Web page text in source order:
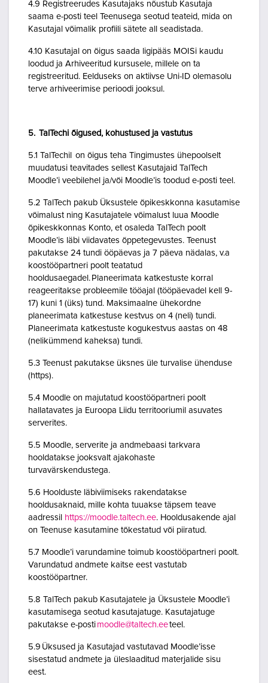
4.9 Registreerudes Kasutajaks nõustub Kasutaja
saama e-posti teel Teenusega seotud teateid, mida on
Kasutajal võimalik profiili sätete all seadistada.
4.10 Kasutajal on õigus saada ligipääs MOISi kaudu
loodud ja Arhiveeritud kursusele, millele on ta
registreeritud. Eelduseks on aktiivse Uni-ID olemasolu
terve arhiveerimise perioodi jooksul.
5. TalTechi õigused, kohustused ja vastutus
5.1 TalTechil on õigus teha Tingimustes ühepoolselt
muudatusi teavitades sellest Kasutajaid TalTech
Moodle’i veebilehel ja/või Moodle’is toodud e-posti teel.
5.2 TalTech pakub Üksustele õpikeskkonna kasutamise
võimalust ning Kasutajatele võimalust luua Moodle
õpikeskkonnas Konto, et osaleda TalTech poolt
Moodle’is läbi viidavates õppetegevustes. Teenust
pakutakse 24 tundi ööpäevas ja 7 päeva nädalas, v.a
koostööpartneri poolt teatatud
hooldusaegadel. Planeerimata katkestuste korral
reageeritakse probleemile tööajal (tööpäevadel kell 9-
17) kuni 1 (üks) tund. Maksimaalne ühekordne
planeerimata katkestuse kestvus on 4 (neli) tundi.
Planeerimata katkestuste kogukestvus aastas on 48
(nelikümmend kaheksa) tundi.
5.3 Teenust pakutakse üksnes üle turvalise ühenduse
(https).
5.4 Moodle on majutatud koostööpartneri poolt
hallatavates ja Euroopa Liidu territooriumil asuvates
serverites.
5.5 Moodle, serverite ja andmebaasi tarkvara
hooldatakse jooksvalt ajakohaste
turvavärskendustega.
5.6 Hoolduste läbiviimiseks rakendatakse
hooldusaknaid, mille kohta tuuakse täpsem teave
aadressil https://moodle.taltech.ee. Hooldusakende ajal
on Teenuse kasutamine tõkestatud või piiratud.
5.7 Moodle’i varundamine toimub koostööpartneri poolt.
Varundatud andmete kaitse eest vastutab
koostööpartner.
5.8 TalTech pakub Kasutajatele ja Üksustele Moodle’i
kasutamisega seotud kasutajatuge. Kasutajatuge
pakutakse e-posti moodle@taltech.eeteel.
5.9 Üksused ja Kasutajad vastutavad Moodle’isse
sisestatud andmete ja üleslaaditud materjalide sisu
eest.